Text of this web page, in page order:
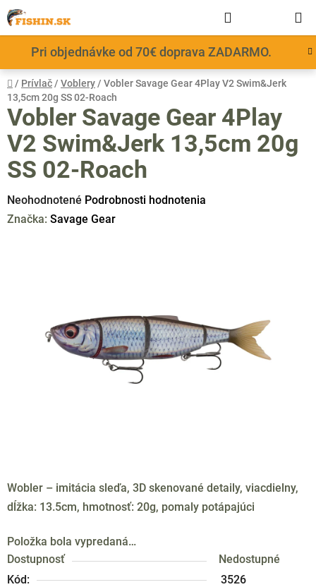
Prejsť
na
obsah
Pri objednávke od 70€ doprava ZADARMO.
KOŠÍK
Domov
/ Prívlač / Voblery / Vobler Savage Gear 4Play V2 Swim&Jerk
13,5cm 20g SS 02-Roach
Wobler – imitácia sleďa, 3D skenované detaily, viacdielny,
dĺžka: 13.5cm, hmotnosť: 20g, pomaly potápajúci
Položka bola vypredaná…
Dostupnosť
Nedostupné
Kód:
3526
Vobler Savage Gear 4Play
V2 Swim&Jerk 13,5cm 20g
SS 02-Roach
Priemerné
hodnotenie
hviezdičiek.
Neohodnotené Podrobnosti hodnotenia
Značka: Savage Gear